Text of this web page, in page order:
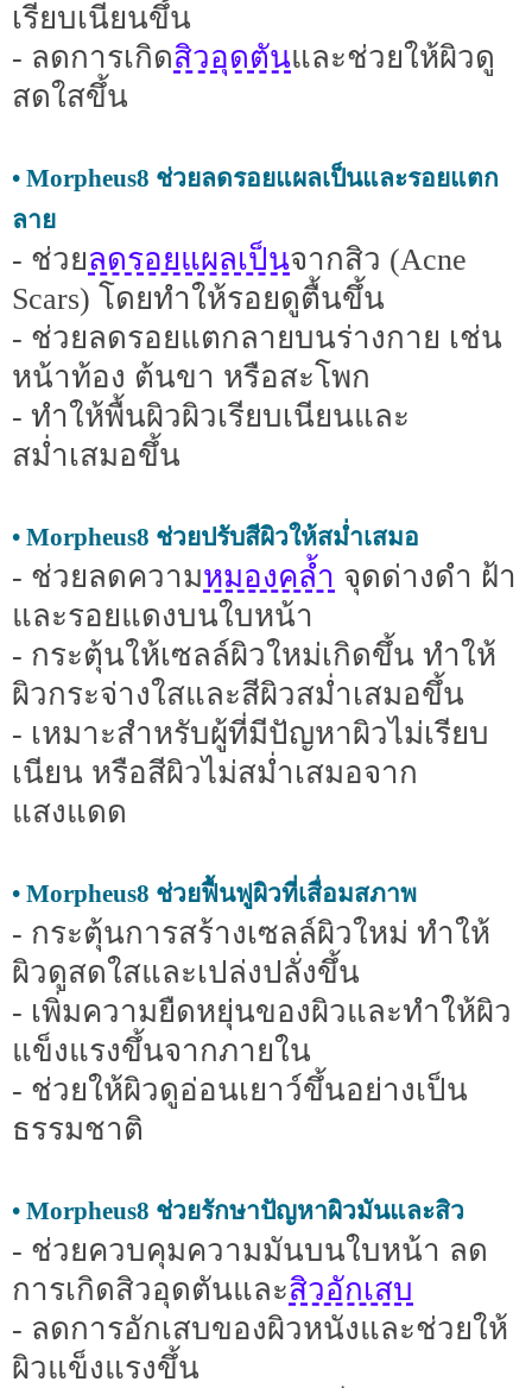
เรียบเนียนขึ้น
- ลดการเกิดสิวอุดตันและช่วยให้ผิวดู
สดใสขึ้น
• Morpheus8 ช่วยลดรอยแผลเป็นและรอยแตก
ลาย
- ช่วยลดรอยแผลเป็นจากสิว (Acne
Scars) โดยทำให้รอยดูตื้นขึ้น
- ช่วยลดรอยแตกลายบนร่างกาย เช่น
หน้าท้อง ต้นขา หรือสะโพก
- ทำให้พื้นผิวผิวเรียบเนียนและ
สม่ำเสมอขึ้น
• Morpheus8 ช่วยปรับสีผิวให้สม่ำเสมอ
- ช่วยลดความหมองคล้ำ จุดด่างดำ ฝ้า
และรอยแดงบนใบหน้า
- กระตุ้นให้เซลล์ผิวใหม่เกิดขึ้น ทำให้
ผิวกระจ่างใสและสีผิวสม่ำเสมอขึ้น
- เหมาะสำหรับผู้ที่มีปัญหาผิวไม่เรียบ
เนียน หรือสีผิวไม่สม่ำเสมอจาก
แสงแดด
• Morpheus8 ช่วยฟื้นฟูผิวที่เสื่อมสภาพ
- กระตุ้นการสร้างเซลล์ผิวใหม่ ทำให้
ผิวดูสดใสและเปล่งปลั่งขึ้น
- เพิ่มความยืดหยุ่นของผิวและทำให้ผิว
แข็งแรงขึ้นจากภายใน
- ช่วยให้ผิวดูอ่อนเยาว์ขึ้นอย่างเป็น
ธรรมชาติ
• Morpheus8 ช่วยรักษาปัญหาผิวมันและสิว
- ช่วยควบคุมความมันบนใบหน้า ลด
การเกิดสิวอุดตันและสิวอักเสบ
- ลดการอักเสบของผิวหนังและช่วยให้
ผิวแข็งแรงขึ้น